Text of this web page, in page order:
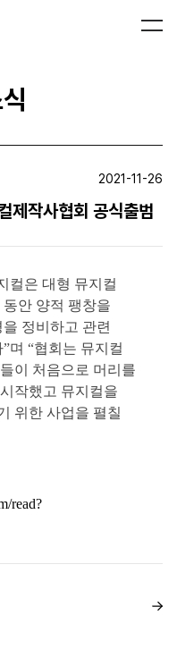
2021-11-26
제작사협회 공식출범
컬은 대형 뮤지컬
안 양적 팽창을
정비하고 관련
며 “협회는 뮤지컬
이 처음으로 머리를
작했고 뮤지컬을
위한 사업을 펼칠
read?